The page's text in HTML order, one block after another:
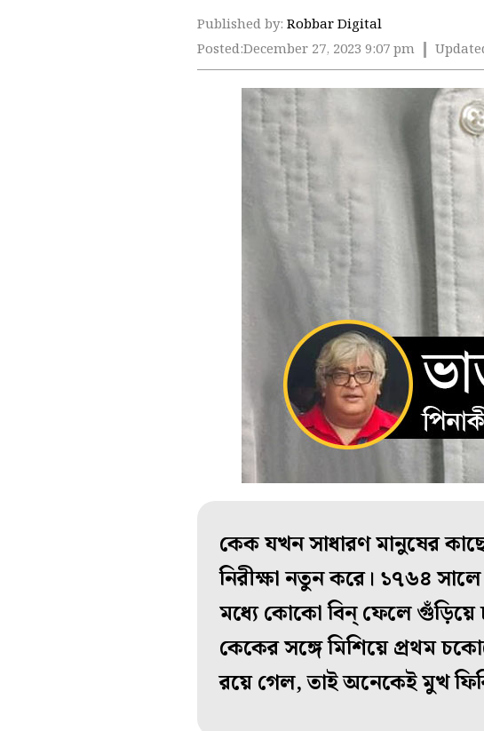
Published by: Robbar Digital
Posted:December 27, 2023 9:07 pm
কেক যখন সাধারণ মানুষের
নিরীক্ষা নতুন করে। ১৭৬৪
মধ্যে কোকো বিন্ ফেলে
কেকের সঙ্গে মিশিয়ে প্রথম
রয়ে গেল, তাই অনেকেই মুখ